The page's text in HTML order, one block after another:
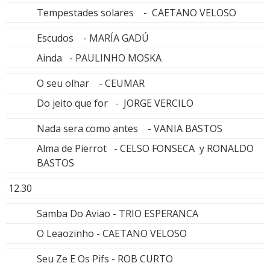
Tempestades solares - CAETANO VELOSO
Escudos - MARÍA GADÚ
Ainda - PAULINHO MOSKA
O seu olhar - CEUMAR
Do jeito que for - JORGE VERCILO
Nada sera como antes - VANIA BASTOS
Alma de Pierrot - CELSO FONSECA y RONALDO
BASTOS
12.30
Samba Do Aviao - TRIO ESPERANCA
O Leaozinho - CAETANO VELOSO
Seu Ze E Os Pifs - ROB CURTO